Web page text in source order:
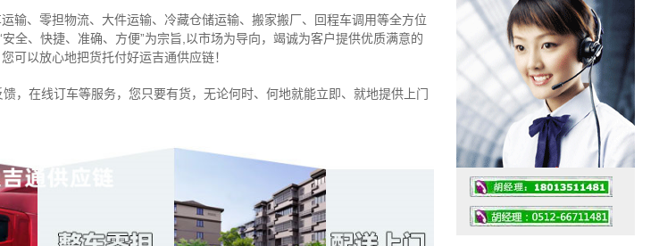
输、零担物流、大件运输、冷藏仓储运输、搬家搬厂、回程车调用等全方位
全、快捷、准确、方便”为宗旨,以市场为导向，竭诚为客户提供优质满意的
可以放心地把货托付好运吉通供应链！
，在线订车等服务，您只要有货，无论何时、何地就能立即、就地提供上门